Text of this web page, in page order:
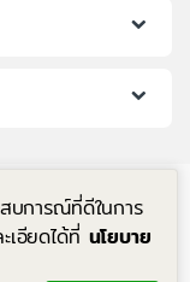
บการณ์ที่ดีในการ
อียดได้ที่ นโยบาย